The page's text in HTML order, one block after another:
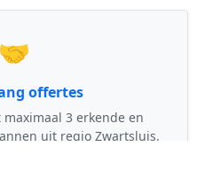
🤝
offertes
3 erkende en
uit regio Zwartsluis.